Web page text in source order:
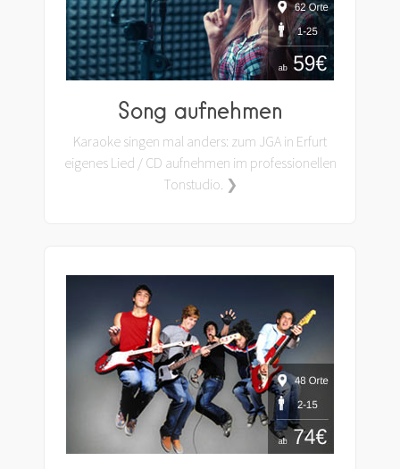
Song aufnehmen
Karaoke singen mal anders: zum JGA in Erfurt
eigenes Lied / CD aufnehmen im professionellen
Tonstudio. ❯